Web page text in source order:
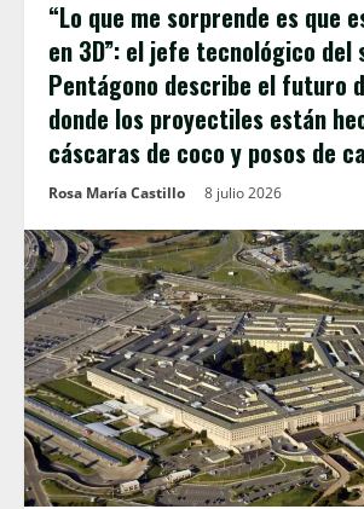
“Lo que me sorprende es que
en 3D”: el jefe tecnológico del
Pentágono describe el futuro
donde los proyectiles están
cáscaras de coco y posos de
Rosa María Castillo 8 julio 2026